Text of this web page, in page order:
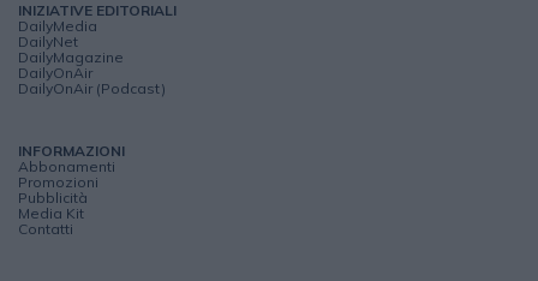
INIZIATIVE EDITORIALI
DailyMedia
DailyNet
DailyMagazine
DailyOnAir
DailyOnAir (Podcast)
INFORMAZIONI
Abbonamenti
Promozioni
Pubblicità
Media Kit
Contatti